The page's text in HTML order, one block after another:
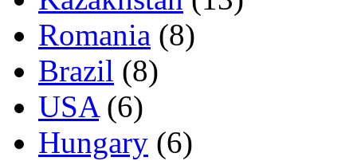
Romania (8)
Brazil (8)
USA(6)
Hungary (6)